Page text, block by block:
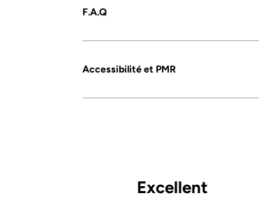
F.A.Q
Accessibilité et PMR
Excellent